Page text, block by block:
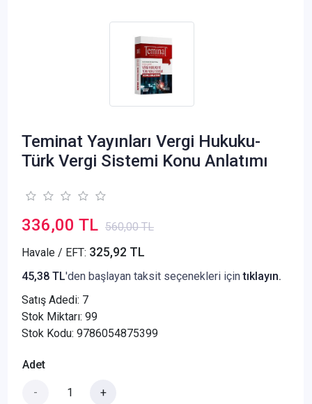
Teminat Yayınları Vergi Hukuku-
Türk Vergi Sistemi Konu Anlatımı
336,00 TL 560,00 TL
Havale / EFT: 325,92 TL
45,38 TL'den başlayan taksit seçenekleri içintıklayın.
Satış Adedi: 7
Stok Miktarı: 99
Stok Kodu: 9786054875399
Adet
- +